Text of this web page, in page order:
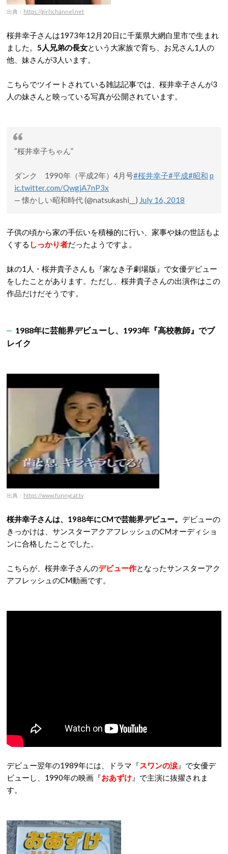
出典： https://girlschannel.net
桜井幸子さんは1973年12月20日に千葉県大網白里市で生まれ
ました。 5人兄弟の長女という大家族で育ち、お兄さん1人の
他、妹さんが3人います。
こちらでツイートされている雑誌記事では、桜井幸子さんが3
人の妹さんと映っている写真が公開されています。
“桜井幸子ちゃん”
ダンク 1990年（平成2年）4月号#桜井幸子#平成#昭和 p
ic.twitter.com/QwgjA7nP3x
— 懐かしい昭和時代 (@natsukashi__) July 16, 2018
子供の頃から家の手伝いを積極的に行い、家事や妹の世話もよ
くする しっかり者だったようですよ。
妹の1人・桜井貴子さんも『家なき子劇場版』で女優デビュー
をしたことがあります。ただし、桜井貴子さんの出演作はこの
作品だけだそうです。
1988年に芸能界デビューし、1993年『高校教師』でブ
レイク
出典： https://www.funnycat.tv
桜井幸子さんは、1988年にCMで芸能界デビュー。 デビューの
きっかけは、サンスターアクアフレッシュのCMオーディショ
ンに合格したことでした。
こちらが、桜井幸子さんのデビュー作となったサンスターアク
アフレッシュのCM動画です。
デビュー翌年の1989年には、ドラマ『スワンの涙 』で女優デ
ビューし、1990年の映画『おあずけ 』で主演に抜擢されま
す。